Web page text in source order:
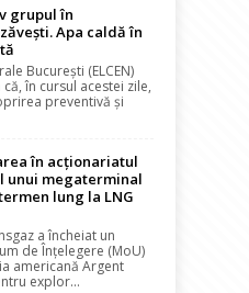
grupul în
Apa caldă în
București (ELCEN)
în cursul acestei zile,
preventivă și
în acționariatul
unui megaterminal
lung la LNG
a încheiat un
de Înțelegere (MoU)
americană Argent
explor...